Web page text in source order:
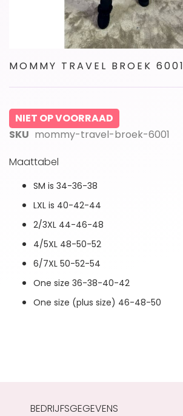
MOMMY TRAVEL BROEK 6001
NIET OP VOORRAAD
SKU mommy-travel-broek-6001
Maattabel
SM is 34-36-38
LXL is 40-42-44
2/3XL 44-46-48
4/5XL 48-50-52
6/7XL 50-52-54
One size 36-38-40-42
One size (plus size) 46-48-50
naar
van
de
afbeeldingen-
BEDRIJFSGEGEVENS